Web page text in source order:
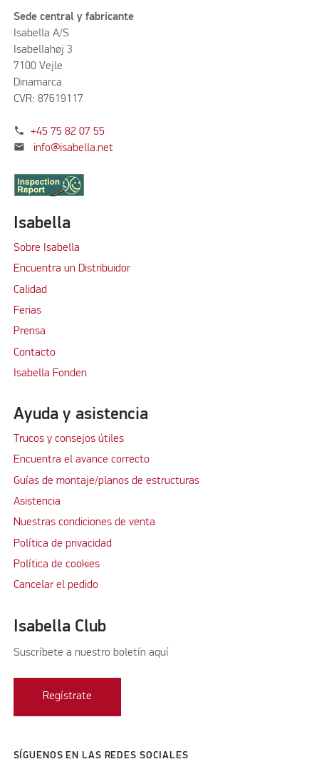
Sede central y fabricante
Isabella A/S
Isabellahøj 3
7100 Vejle
Dinamarca
CVR: 87619117
phone +45 75 82 07 55
mail info@isabella.net
Isabella
Sobre Isabella
Encuentra un Distribuidor
Calidad
Ferias
Prensa
Contacto
Isabella Fonden
Ayuda y asistencia
Trucos y consejos útiles
Encuentra el avance correcto
Guías de montaje/planos de estructuras
Asistencia
Nuestras condiciones de venta
Política de privacidad
Política de cookies
Cancelar el pedido
Isabella Club
Suscríbete a nuestro boletín aquí
Regístrate
SÍGUENOS EN LAS REDES SOCIALES